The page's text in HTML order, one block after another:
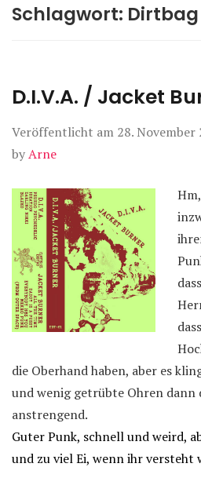
Schlagwort:
D.I.V.A. / Jacket
Veröffentlicht am 28. November
byArne
Hm,
die Oberhand haben, aber es
und wenig getrübte Ohren dann
anstrengend.
Guter Punk, schnell und weird,
und zu viel Ei, wenn ihr versteht